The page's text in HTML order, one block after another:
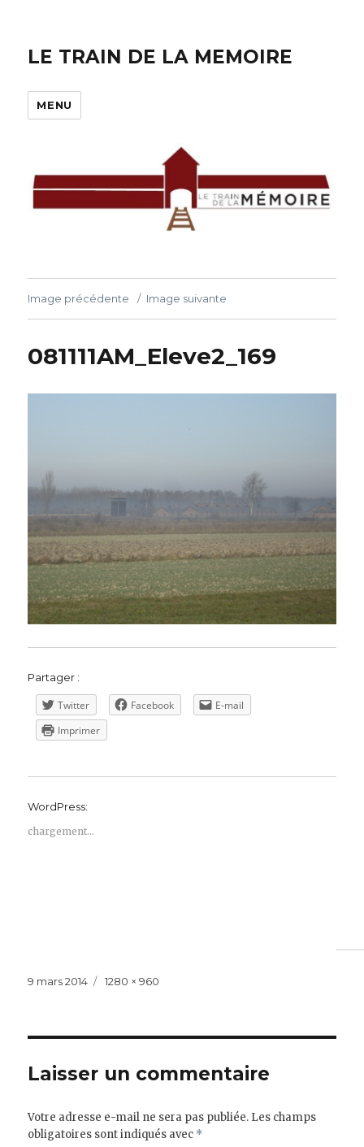
LE TRAIN DE LA MEMOIRE
MENU
Image précédente Image suivante
081111AM_Eleve2_169
Partager :
Twitter Facebook
E-mail
Imprimer
WordPress:
chargement…
Publié
9 mars 2014
Taille
1280 × 960
Laisser un commentaire
Votre adresse e-mail ne sera pas publiée. Les champs
obligatoires sont indiqués avec *